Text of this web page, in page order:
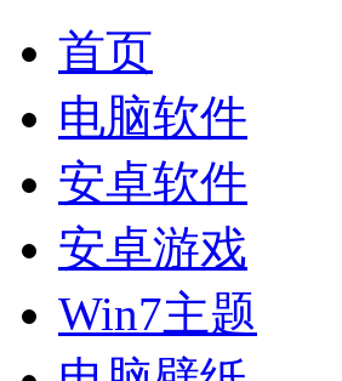
首页
电脑软件
安卓软件
安卓游戏
Win7主题